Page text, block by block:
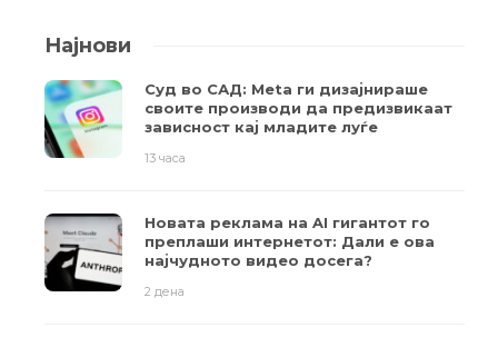
Најнови
Суд во САД: Meta ги дизајнираше
своите производи да предизвикаат
зависност кај младите луѓе
13 часа
Новата реклама на AI гигантот го
преплаши интернетот: Дали е ова
најчудното видео досега?
2 дена